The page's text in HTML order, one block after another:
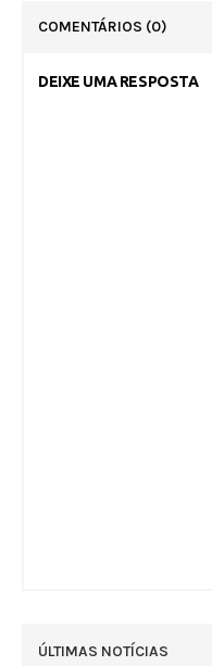
COMENTÁRIOS (0)
DEIXE UMA RESPOSTA
ÚLTIMAS NOTÍCIAS